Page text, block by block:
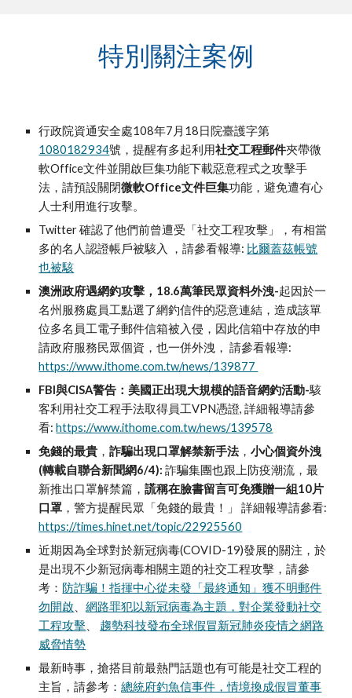
特別關注案例
行政院資通安全處108年7月18日院臺護字第
1080182934號，提醒有多起利用社交工程郵件夾帶微
軟Office文件並開啟巨集功能下載惡意程式之攻擊手
法，請預設關閉微軟Office文件巨集功能，避免遭有心
人士利用進行攻擊。
Twitter 確認了他們前曾遭受「社交工程攻擊」，有相當
多的名人認證帳戶被駭入 ，請參看報導: 比爾蓋茲帳號
也被駭
澳洲政府遇網釣攻擊，18.6萬筆民眾資料外洩-起因於一
名州服務處員工點選了網釣信件的惡意連結，造成該單
位多名員工電子郵件信箱被入侵， 因此信箱中存放的申
請政府服務民眾個資，也一併外洩， 請參看報導:
https://www.ithome.com.tw/news/139877
FBI與CISA警告：美國正出現大規模的語音網釣活動-駭
客利用社交工程手法取得員工VPN憑證, 詳細報導請參
看:https://www.ithome.com.tw/news/139578
免錢的最貴 ，詐騙出現口罩解禁新手法 ，小心個資外洩
(轉載自聯合新聞網6/4):詐騙集團也跟上防疫潮流，最
新推出口罩解禁篇，謊稱在臉書留言可免獲贈一組10片
口罩 ，警方提醒民眾「免錢的最貴！」 詳細報導請參看:
https://times.hinet.net/topic/22925560
近期因為全球對於新冠病毒(COVID-19)發展的關注，於
是出現不少新冠病毒相關主題的社交工程攻擊，請參
考： 防詐騙！指揮中心從未發「最終通知」獲不明郵件
勿開啟 、網路罪犯以新冠病毒為主題，對企業發動社交
工程攻擊
趨勢科技發布全球假冒新冠肺炎疫情之網路
威脅情勢
最新時事，搶搭目前最熱門話題也有可能是社交工程的
主旨，請參考：總統府釣魚信事件，情境換成假冒董事